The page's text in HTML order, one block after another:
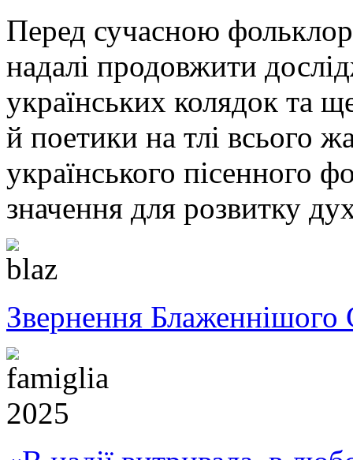
Перед сучасною
надалі продовжити
українських колядок та
й поетики на тлі всього
українського пісенного
значення для розвитку
Звернення Блаженнішого